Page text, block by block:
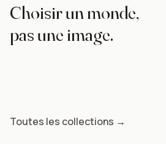
Choisir un monde,
pas une image.
Anime & Manga
Naruto, Dragon Ball, One Piece —
shōnen, format galerie.
UNIVERS
Toutes les collections →